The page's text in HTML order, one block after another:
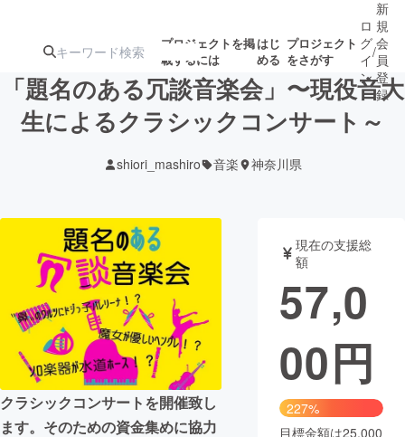
プロジェクトを掲
載するには
はじ
める
プロジェクト
をさがす
ターン
注目の新着プロ
ジェクト
募集終了が近いプ
ロジェクト
アート・写真 音楽
テクノロジー・ガジェット ゲーム・
映像・映画 書籍・雑誌
ビジネス・起業 チャレンジ
ロ
グ
イ
ン
/
新
規
会
員
登
録
「題名のある冗談音楽会」〜現役音大
生によるクラシックコンサート～
shiori_mashiro 音楽 神奈川県
クラシックコンサートを開催致し
ます。そのための資金集めに協力
現在の支援総
額
57,0
00円
227%
目標金額は25,000